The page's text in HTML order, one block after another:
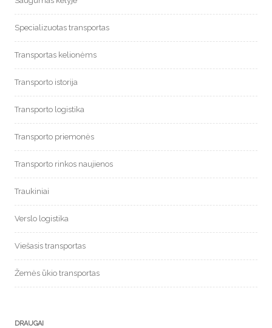
Specializuotas transportas
Transportas kelionėms
Transporto istorija
Transporto logistika
Transporto priemonės
Transporto rinkos naujienos
Traukiniai
Verslo logistika
Viešasis transportas
Žemės ūkio transportas
DRAUGAI